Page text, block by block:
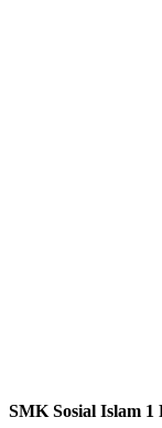
SMK Sosial Islam 1